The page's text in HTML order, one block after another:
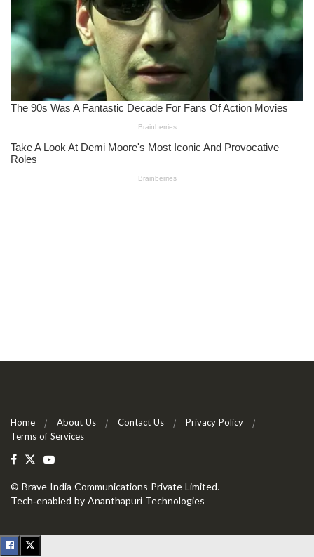
Home About Us Contact Us
Privacy Policy
Terms of Services
© Brave India Communications Private Limited.
Tech-enabled by Ananthapuri Technologies